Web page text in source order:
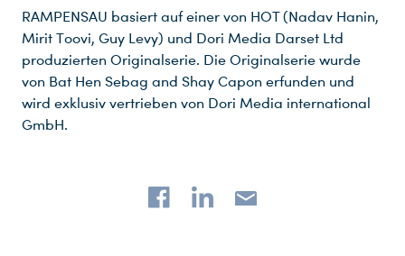
RAMPENSAU basiert auf einer von HOT (Nadav Hanin,
Mirit Toovi, Guy Levy) und Dori Media Darset Ltd
produzierten Originalserie. Die Originalserie wurde
von Bat Hen Sebag and Shay Capon erfunden und
wird exklusiv vertrieben von Dori Media international
GmbH.